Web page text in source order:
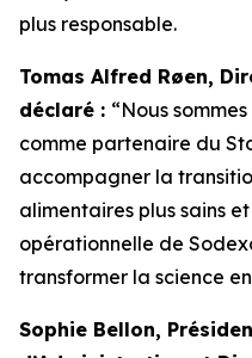
plus responsable.
Tomas Alfred Røen,
déclaré : “Nous
comme partenaire du
accompagner la
alimentaires plus sains
opérationnelle de
transformer la science
Sophie Bellon,